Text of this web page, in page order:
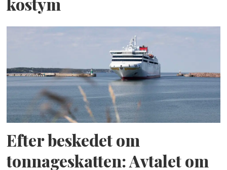
kostym
Efter beskedet om
tonnageskatten: Avtalet om